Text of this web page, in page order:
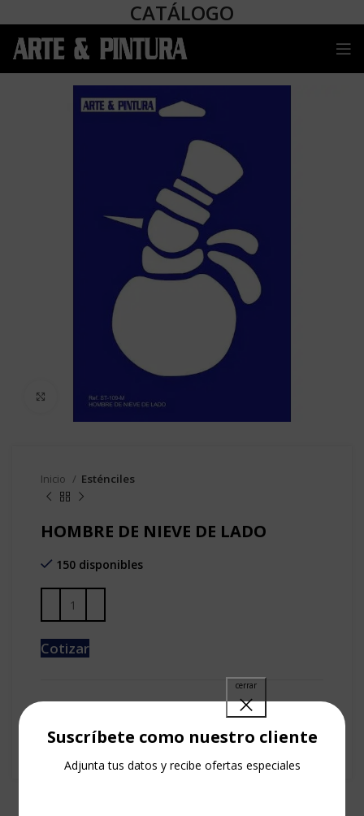
Suscríbete como nuestro cliente
Adjunta tus datos y recibe ofertas especiales
CATÁLOGO
Clic para agrandar
Inicio Esténciles
HOMBRE DE NIEVE DE LADO
150 disponibles
Cotizar
SKU:ST-109-M
Categoría: Esténciles
Share: